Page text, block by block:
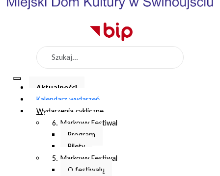
Aktualności
Kalendarz wydarzeń
Wydarzenia cykliczne
6. Markowy Festiwal
Program
Bilety
5. Markowy Festiwal
O festiwalu